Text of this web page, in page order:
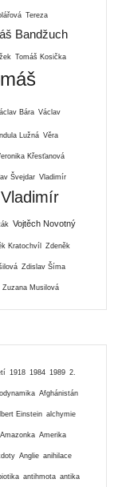
Tereza
Bandžuch
Tomáš Kosička
Bára Václav
Lužná Věra
Křesťanová
Švejdar Vladimír
Vladimír
Vojtěch Novotný
Kratochvíl Zdeněk
Zdislav Šíma
Zuzana Musilová
1918 1984 1989 2.
Afghánistán
Einstein alchymie
Amazonka Amerika
Anglie anihilace
antihmota antika